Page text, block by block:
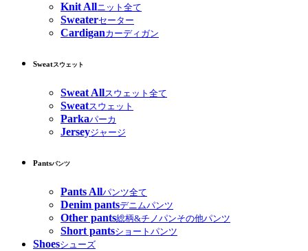
Knit Allニット全て
Sweaterセーター
Cardiganカーディガン
Sweatスウェット
Sweat Allスウェット全て
Sweatスウェット
Parkaパーカ
Jerseyジャージ
Pantsパンツ
Pants Allパンツ全て
Denim pantsデニムパンツ
Other pants総柄&チノパンその他パンツ
Short pantsショートパンツ
Shoesシューズ